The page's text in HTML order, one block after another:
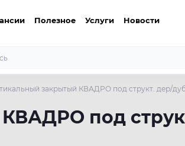
Полезное Услуги Новости
закрытый КВАДРО под структ. дер/
под